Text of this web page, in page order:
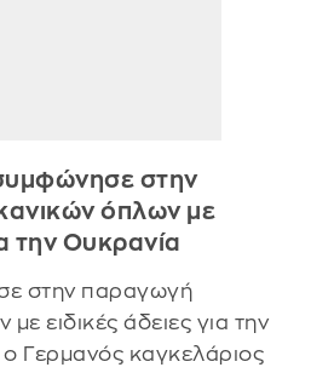
στην
όπλων με
την Ουκρανία
στην παραγωγή
ειδικές άδειες για την
Γερμανός καγκελάριος